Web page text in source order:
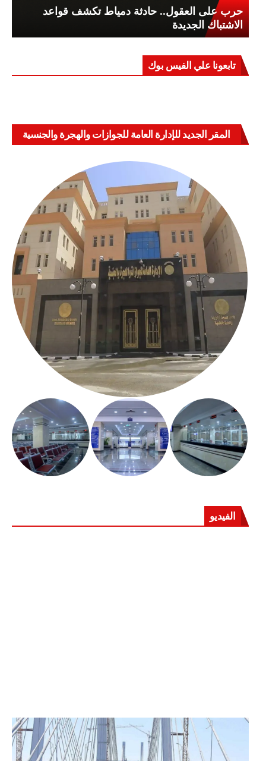
حرب على العقول.. حادثة دمياط تكشف قواعد
الاشتباك الجديدة
تابعونا علي الفيس بوك
المقر الجديد للإدارة العامة للجوازات والهجرة والجنسية
الفيديو
الرئيس عبد الفتاح السيسي يفتتح محور روض الفرج
وكوبري تحيا مصر